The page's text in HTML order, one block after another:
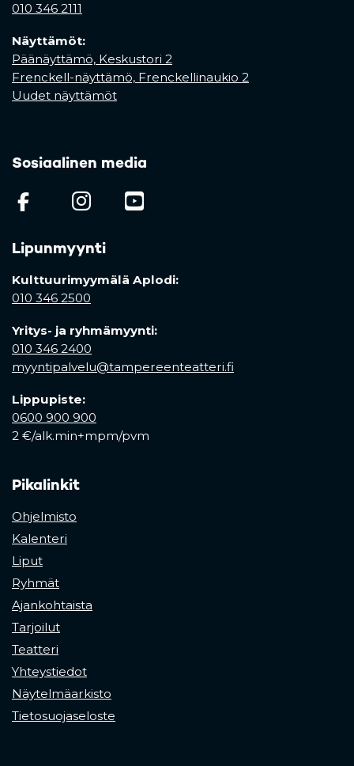
010 346 2111
Näyttämöt:
Päänäyttämö, Keskustori 2
Frenckell-näyttämö, Frenckellinaukio 2
Uudet näyttämöt
Sosiaalinen media
(opens in a new tab)
(opens in a new tab)
Lipunmyynti
Kulttuurimyymälä Aplodi:
010 346 2500
Yritys- ja ryhmämyynti:
010 346 2400
myyntipalvelu@tampereenteatteri.fi
Lippupiste:
0600 900 900
2 €/alk.min+mpm/pvm
Pikalinkit
Ohjelmisto
Kalenteri
Liput
Ryhmät
Ajankohtaista
Tarjoilut
Teatteri
Yhteystiedot
Näytelmäarkisto
Tietosuojaseloste